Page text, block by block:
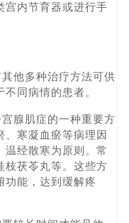
宫内节育器或进行手
他多种治疗方法可供
同病情的患者。
腺肌症的一种重要方
寒凝血瘀等病理因
温经散寒为原则。常
枝茯苓丸等。这些方
功能，达到缓解疼